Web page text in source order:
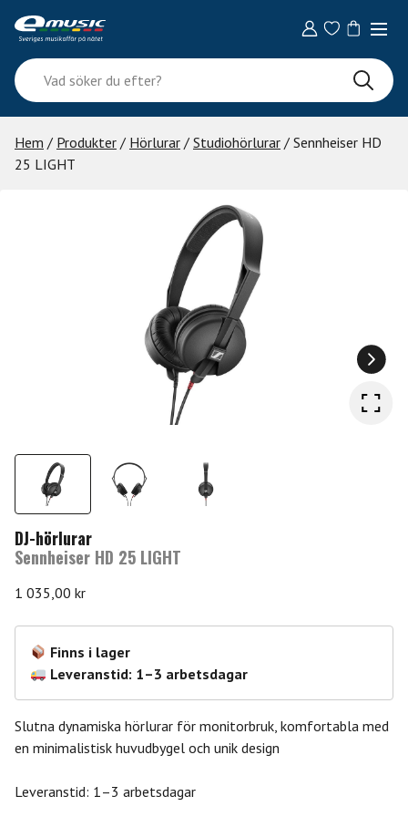
content
Vad
söker
du
efter?
Hem / Produkter / Hörlurar / Studiohörlurar / Sennheiser HD
25 LIGHT
DJ-hörlurar
Sennheiser HD 25 LIGHT
1 035,00 kr
Finns i lager
Leveranstid: 1–3 arbetsdagar
Slutna dynamiska hörlurar för monitorbruk, komfortabla med
en minimalistisk huvudbygel och unik design
Leveranstid: 1–3 arbetsdagar